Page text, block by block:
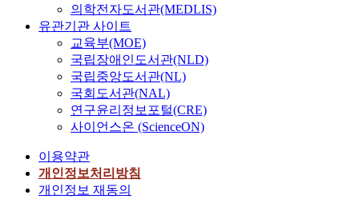
의학전자도서관(MEDLIS)
유관기관 사이트
교육부(MOE)
국립장애인도서관(NLD)
국립중앙도서관(NL)
국회도서관(NAL)
연구윤리정보포털(CRE)
사이언스온 (ScienceON)
이용약관
개인정보처리방침
개인정보 재동의